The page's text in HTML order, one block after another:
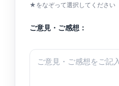
★をなぞって選択してください
ご意見・ご感想：